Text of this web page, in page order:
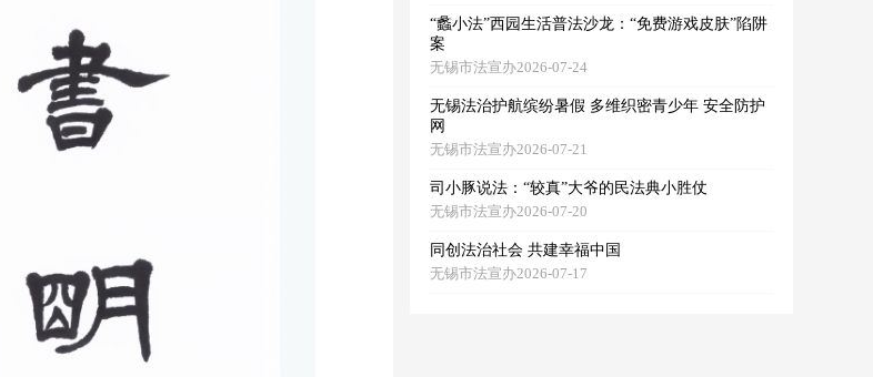
“蠡小法”西园生活普法沙龙：“免费游戏皮肤”陷阱
案
无锡市法宣办2026-07-24
无锡法治护航缤纷暑假 多维织密青少年 安全防护
网
无锡市法宣办2026-07-21
司小豚说法：“较真”大爷的民法典小胜仗
无锡市法宣办2026-07-20
同创法治社会 共建幸福中国
无锡市法宣办2026-07-17